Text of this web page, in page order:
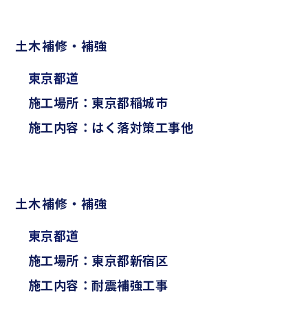
土木補修・補強
東京都道
施工場所：東京都稲城市
施工内容：はく落対策工事他
土木補修・補強
東京都道
施工場所：東京都新宿区
施工内容：耐震補強工事